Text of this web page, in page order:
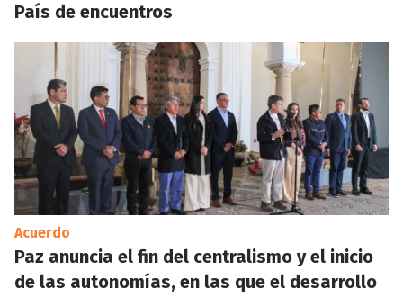
País de encuentros
Acuerdo
Paz anuncia el fin del centralismo y el inicio
de las autonomías, en las que el desarrollo